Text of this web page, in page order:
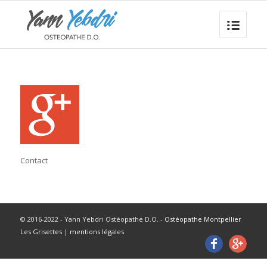
Contact
© 2016-2022 - Yann Yebdri Ostéopathe D.O. - Ostéopathe Montpellier
Les Grisettes| mentions légales